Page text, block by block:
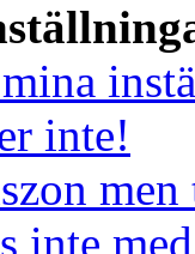
inte!
inte